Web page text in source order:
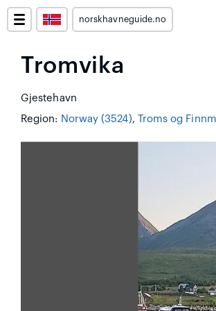
norskhavneguide.no
Tromvika
Gjestehavn
Region: Norway (3524), Troms og